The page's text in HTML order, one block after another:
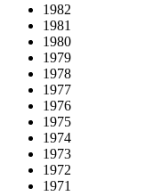
1982
1981
1980
1979
1978
1977
1976
1975
1974
1973
1972
1971